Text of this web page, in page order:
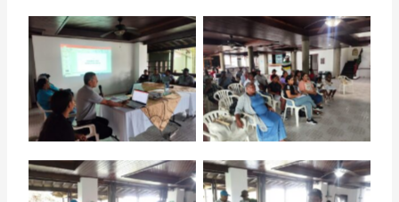
red de frio bahia solano red de frio bahia solano